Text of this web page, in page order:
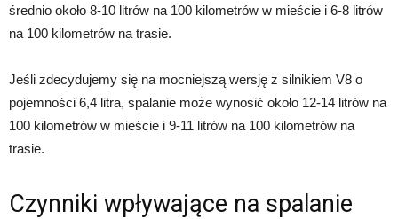
średnio około 8-10 litrów na 100 kilometrów w mieście i 6-8 litrów
na 100 kilometrów na trasie.
Jeśli zdecydujemy się na mocniejszą wersję z silnikiem V8 o
pojemności 6,4 litra, spalanie może wynosić około 12-14 litrów na
100 kilometrów w mieście i 9-11 litrów na 100 kilometrów na
trasie.
Czynniki wpływające na spalanie